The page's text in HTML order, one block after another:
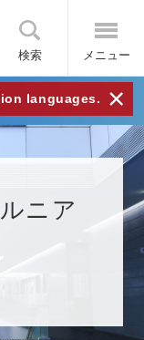
検索 メニュー
languages. ×
ニア